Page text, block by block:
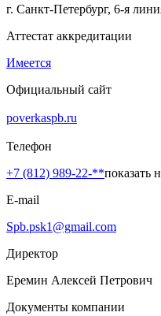
г. Санкт-Петербург, 6-я
Аттестат аккредитации
Имеется
Официальный сайт
poverkaspb.ru
Телефон
+7 (812) 989-22-**показать
E-mail
Spb.psk1@gmail.com
Директор
Еремин Алексей Петрович
Документы компании